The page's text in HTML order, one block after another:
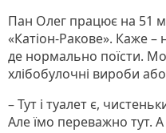
Пан Олег працює на 51
«Катіон-Ракове». Каже –
де нормально поїсти.
хлібобулочні вироби
– Тут і туалет є,
Але їмо переважно тут. А